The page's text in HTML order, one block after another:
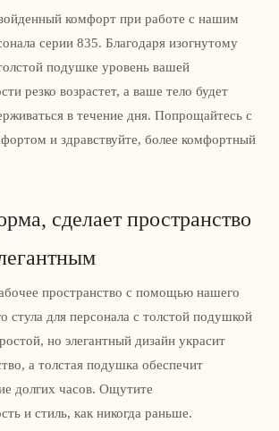
комфорт при работе с нашим
серии 835. Благодаря изогнутому
подушке уровень вашей
резко возрастет, а ваше тело будет
в течение дня. Попрощайтесь с
и здравствуйте, более комфортный
сделает пространство
пространство с помощью нашего
стула для персонала с толстой подушкой
но элегантный дизайн украсит
а толстая подушка обеспечит
долгих часов. Ощутите
и стиль, как никогда раньше.